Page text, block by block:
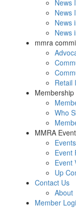
News
News
News
News
mmra
Retail
Who
MMRA
Events
Event
Event
Up
Contact Us
About
Member